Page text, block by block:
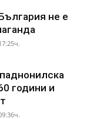
не е
години и